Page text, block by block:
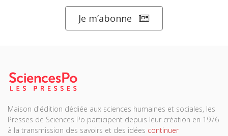
Je m’abonne
Maison d'édition dédiée aux sciences humaines et sociales, les
Presses de Sciences Po participent depuis leur création en 1976
à la transmission des savoirs et des idées continuer